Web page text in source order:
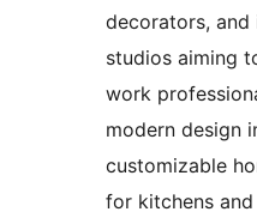
decorators,
studios aiming
work
modern design
customizable
for kitchens